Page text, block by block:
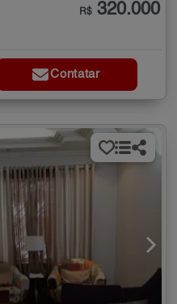
R$ 320.000
Contatar